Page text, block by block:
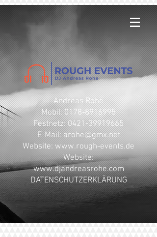
Andreas Rohe
Mobil: 0178-8916995
Festnetz: 0421-39919665
E-Mail: arohe@gmx.net
​Website: www.rough-events.de
Website:
www.djandreasrohe.com
DATENSCHUTZERKLÄRUNG